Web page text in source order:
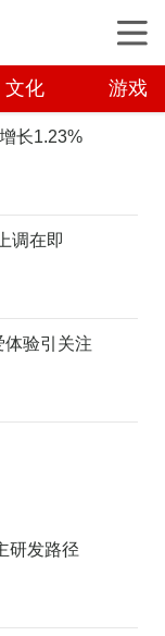
文化 游戏
长1.23%
调在即
验引关注
研发路径